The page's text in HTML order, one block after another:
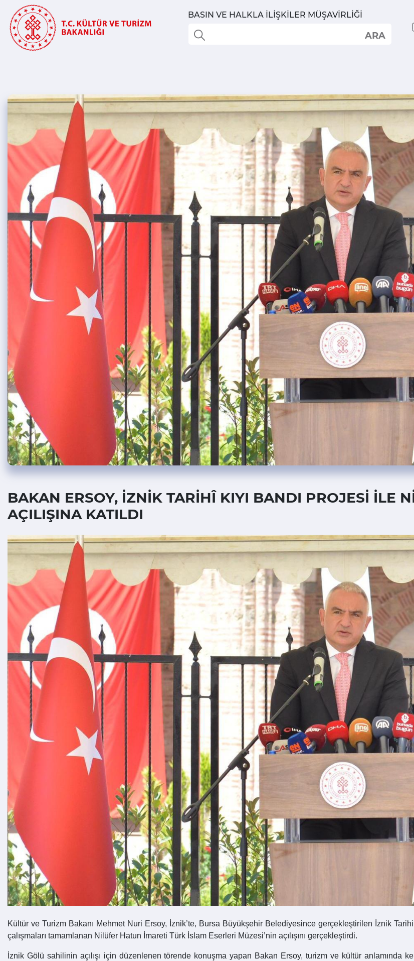
BASIN VE HALKLA İLİŞKİLER MÜŞAVİRLİĞİ
ARA
BAKAN ERSOY, İZNİK TARİHÎ KIYI BANDI PROJESİ İLE
AÇILIŞINA KATILDI
Kültür ve Turizm Bakanı Mehmet Nuri Ersoy, İznik’te, Bursa Büyükşehir Belediyesince gerçekleştirilen İznik
çalışmaları tamamlanan Nilüfer Hatun İmareti Türk İslam Eserleri Müzesi’nin açılışını gerçekleştirdi.
İznik Gölü sahilinin açılışı için düzenlenen törende konuşma yapan Bakan Ersoy, turizm ve kültür anlamında